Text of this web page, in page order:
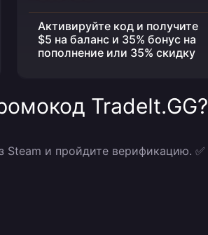
Активируйте код и получите
$5 на баланс и 35% бонус на
пополнение или 35% скидку
TradeIt.GG?
Steam и пройдите верификацию. ✅